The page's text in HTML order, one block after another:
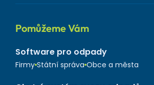
Pomůžeme Vám
Software pro odpady
Firmy Státní správa Obce a města